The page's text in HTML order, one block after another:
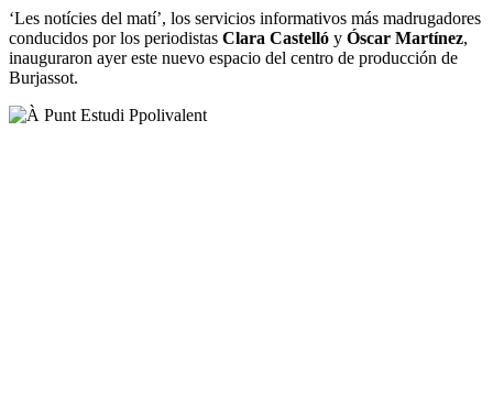
‘Les notícies del matí’, los servicios informativos más madrugadores
conducidos por los periodistas Clara Castelló y Óscar Martínez,
inauguraron ayer este nuevo espacio del centro de producción de
Burjassot.